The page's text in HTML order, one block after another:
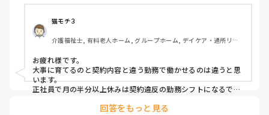
んですけど。大事にしてる❓のか？
｢大事に育てたい｣らしいけど3回目の出勤で排泄介助と入浴
介助入るの早い気がするんですけど違うのかな💦。
猫モチ３
介護福祉士, 有料老人ホーム, グループホーム, デイケア・通所リハ,
お疲れ様です。
大事に育てるのと契約内容と違う勤務で働かせるのは違うと思
います。
正社員で月の半分以上休みは契約違反の勤務シフトになるでし
になるから結果として新人さんが損をするような…
回答をもっと見る